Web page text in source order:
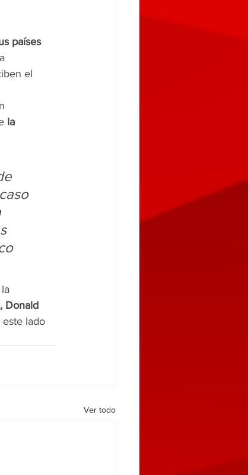
países
el
la
Donald
este lado
Ver todo